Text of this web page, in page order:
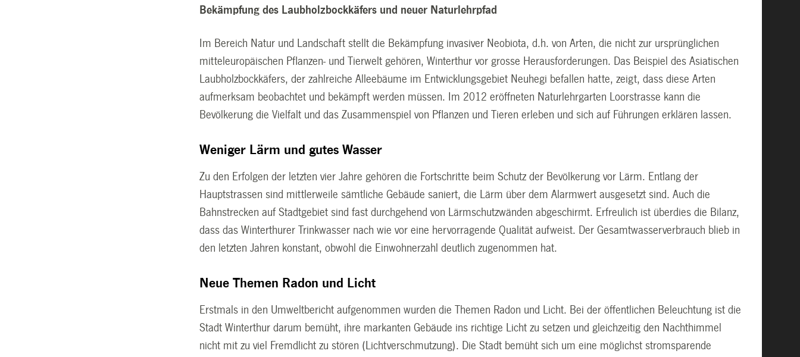
Bekämpfung des Laubholzbockkäfers und neuer Naturlehrpfad
Im Bereich Natur und Landschaft stellt die Bekämpfung invasiver Neobiota, d.h. von Arten, die nicht zur ursprünglichen
mitteleuropäischen Pflanzen- und Tierwelt gehören, Winterthur vor grosse Herausforderungen. Das Beispiel des Asiatischen
Laubholzbockkäfers, der zahlreiche Alleebäume im Entwicklungsgebiet Neuhegi befallen hatte, zeigt, dass diese Arten
aufmerksam beobachtet und bekämpft werden müssen. Im 2012 eröffneten Naturlehrgarten Loorstrasse kann die
Bevölkerung die Vielfalt und das Zusammenspiel von Pflanzen und Tieren erleben und sich auf Führungen erklären lassen.
Weniger Lärm und gutes Wasser
Zu den Erfolgen der letzten vier Jahre gehören die Fortschritte beim Schutz der Bevölkerung vor Lärm. Entlang der
Hauptstrassen sind mittlerweile sämtliche Gebäude saniert, die Lärm über dem Alarmwert ausgesetzt sind. Auch die
Bahnstrecken auf Stadtgebiet sind fast durchgehend von Lärmschutzwänden abgeschirmt. Erfreulich ist überdies die Bilanz,
dass das Winterthurer Trinkwasser nach wie vor eine hervorragende Qualität aufweist. Der Gesamtwasserverbrauch blieb in
den letzten Jahren konstant, obwohl die Einwohnerzahl deutlich zugenommen hat.
Neue Themen Radon und Licht
Erstmals in den Umweltbericht aufgenommen wurden die Themen Radon und Licht. Bei der öffentlichen Beleuchtung ist die
Stadt Winterthur darum bemüht, ihre markanten Gebäude ins richtige Licht zu setzen und gleichzeitig den Nachthimmel
nicht mit zu viel Fremdlicht zu stören (Lichtverschmutzung). Die Stadt bemüht sich um eine möglichst stromsparende